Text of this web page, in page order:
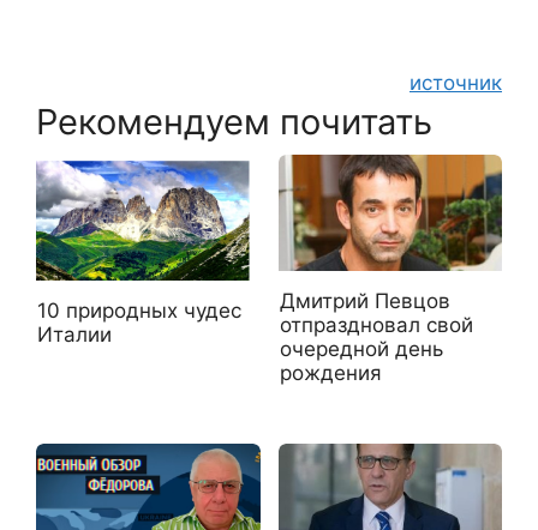
источник
Рекомендуем почитать
10 природных чудес
Италии
Дмитрий Певцов
отпраздновал свой
очередной день
рождения